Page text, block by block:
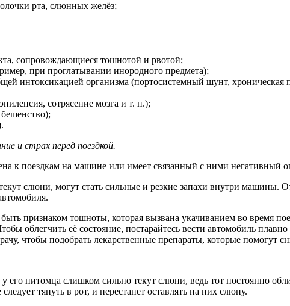
рта, слюнных желёз;
сопровождающиеся тошнотой и рвотой;
при проглатывании инородного предмета);
интоксикацией организма (портосистемный шунт, хроническая
сотрясение мозга и т. п.);
и страх перед поездкой.
к поездкам на машине или имеет связанный с ними негативный
слюни, могут стать сильные и резкие запахи внутри машины.
признаком тошноты, которая вызвана укачиванием во время
облегчить её состояние, постарайтесь вести автомобиль
чтобы подобрать лекарственные препараты, которые помогут
его питомца слишком сильно текут слюни, ведь тот постоянно
тянуть в рот, и перестанет оставлять на них слюну.